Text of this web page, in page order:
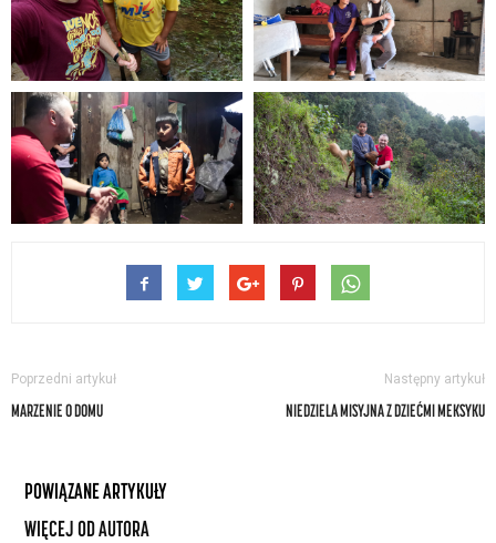
Poprzedni artykuł
MARZENIE O DOMU
Następny artykuł
NIEDZIELA MISYJNA Z DZIEĆMI MEKSYKU
POWIĄZANE ARTYKUŁY
WIĘCEJ OD AUTORA